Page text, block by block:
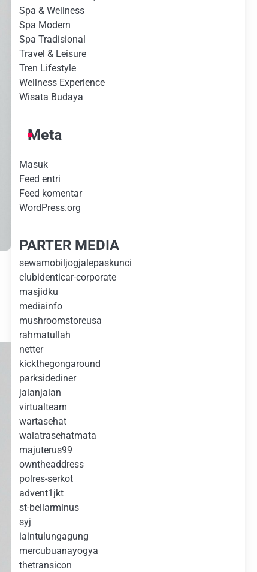
Spa & Wellness
Spa Modern
Spa Tradisional
Travel & Leisure
Tren Lifestyle
Wellness Experience
Wisata Budaya
Meta
Masuk
Feed entri
Feed komentar
WordPress.org
PARTER MEDIA
sewamobiljogjalepaskunci
clubidenticar-corporate
masjidku
mediainfo
mushroomstoreusa
rahmatullah
netter
kickthegongaround
parksidediner
jalanjalan
virtualteam
wartasehat
walatrasehatmata
majuterus99
owntheaddress
polres-serkot
advent1jkt
st-bellarminus
syj
iaintulungagung
mercubuanayogya
thetransicon